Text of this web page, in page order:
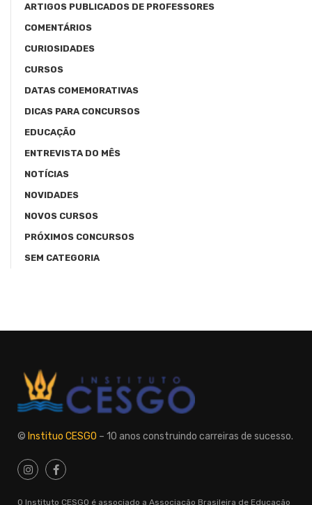
ARTIGOS PUBLICADOS DE PROFESSORES
COMENTÁRIOS
CURIOSIDADES
CURSOS
DATAS COMEMORATIVAS
DICAS PARA CONCURSOS
EDUCAÇÃO
ENTREVISTA DO MÊS
NOTÍCIAS
NOVIDADES
NOVOS CURSOS
PRÓXIMOS CONCURSOS
SEM CATEGORIA
© Instituo CESGO – 10 anos construindo carreiras de sucesso.
O Instituto CESGO é associado a Associação Brasileira de Educação